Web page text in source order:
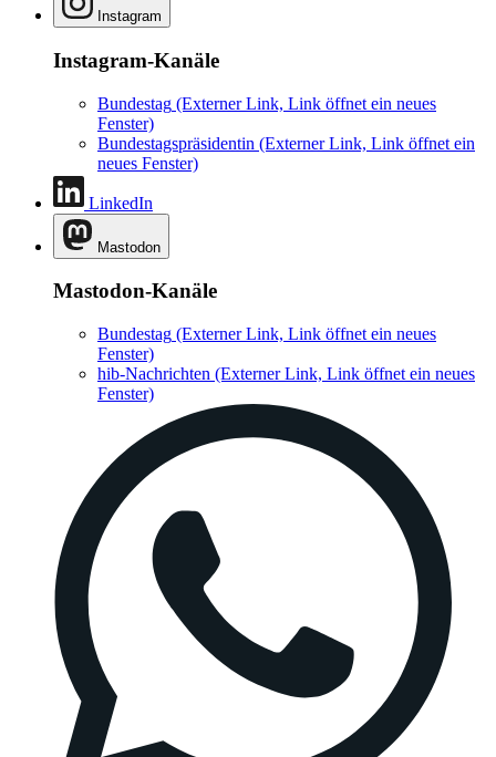
Instagram
Instagram-Kanäle
Bundestag (Externer Link, Link öffnet ein neues
Fenster)
Bundestagspräsidentin (Externer Link, Link öffnet ein
neues Fenster)
LinkedIn
Mastodon
Mastodon-Kanäle
Bundestag (Externer Link, Link öffnet ein neues
Fenster)
hib-Nachrichten (Externer Link, Link öffnet ein neues
Fenster)